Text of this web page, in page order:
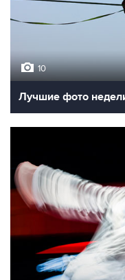
10
Лучшие фото